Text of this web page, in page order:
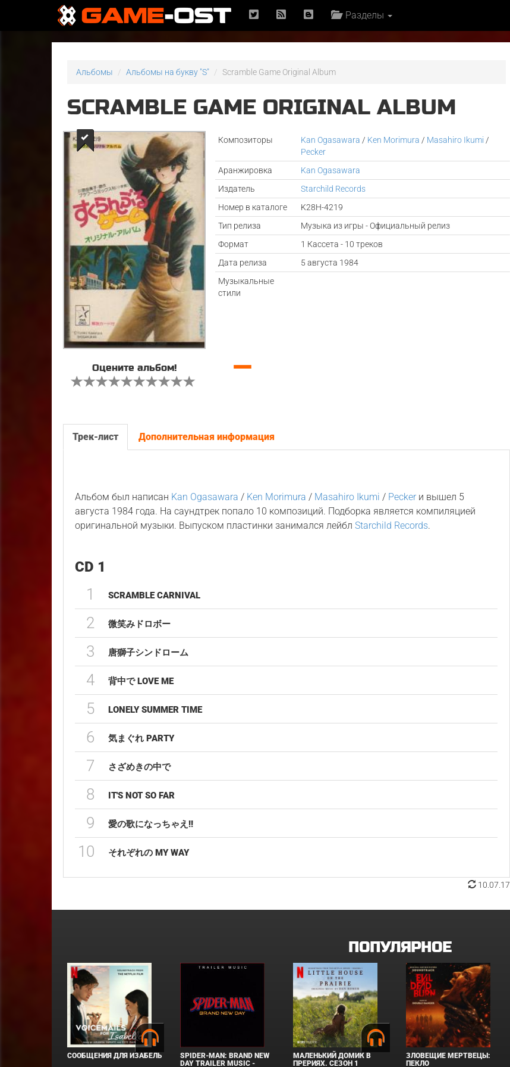
Разделы
Альбомы Альбомы на букву "S" Scramble Game Original Album
SCRAMBLE GAME ORIGINAL ALBUM
Композиторы Kan Ogasawara / Ken Morimura / Masahiro Ikumi /
Pecker
Аранжировка
Kan Ogasawara
Издатель
Starchild Records
Номер в каталоге
K28H-4219
Тип релиза
Музыка из игры - Официальный релиз
Формат
1 Кассета - 10 треков
Дата релиза
5 августа 1984
Музыкальные
стили
Оцените альбом! —
Трек-лист Дополнительная информация
Альбом был написан Kan Ogasawara / Ken Morimura / Masahiro Ikumi / Pecker и вышел 5
августа 1984 года. На саундтрек попало 10 композиций. Подборка является компиляцией
оригинальной музыки. Выпуском пластинки занимался лейблStarchild Records.
CD 1
1 SCRAMBLE CARNIVAL
2 微笑みドロボー
3 唐獅子シンドローム
4 背中で LOVE ME
5 LONELY SUMMER TIME
6 気まぐれ PARTY
7 さざめきの中で
8 IT'S NOT SO FAR
9 愛の歌になっちゃえ!!
10 それぞれの MY WAY
10.07.17
ПОПУЛЯРНОЕ
СООБЩЕНИЯ ДЛЯ ИЗАБЕЛЬ
SPIDER-MAN: BRAND NEW
DAY TRAILER MUSIC -
МАЛЕНЬКИЙ ДОМИК В
ПРЕРИЯХ. СЕЗОН 1
ЗЛОВЕЩИЕ МЕРТВЕЦЫ:
ПЕКЛО